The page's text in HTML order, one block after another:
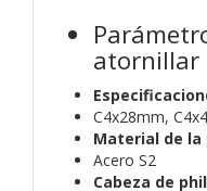
atornillar
C4x28mm,
Material de
Acero S2
Cabeza de